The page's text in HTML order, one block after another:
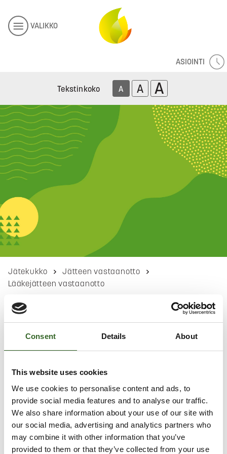
Consent Details About
This website uses cookies
We use cookies to personalise content and ads, to
provide social media features and to analyse our traffic.
We also share information about your use of our site with
our social media, advertising and analytics partners who
may combine it with other information that you’ve
provided to them or that they’ve collected from your use
VALIKKO
ASIOINTI
Tekstinkoko A A A
Jätekukko
Jätteen vastaanotto
Lääkejätteen vastaanotto
Lääkejätteet
lääkkeet voi jättää maksutta apteekkiin.
LÄÄKEJÄTTEIDEN LAJITTELU
Lääkejätettäsyntyy kotitalouksissa. Lääkejätettä ovat
kaikki käyttämättä jääneet ja vanhentuneet lääkkeet.
Lääkejäte on aina vaarallista jätettä. Käy läpi